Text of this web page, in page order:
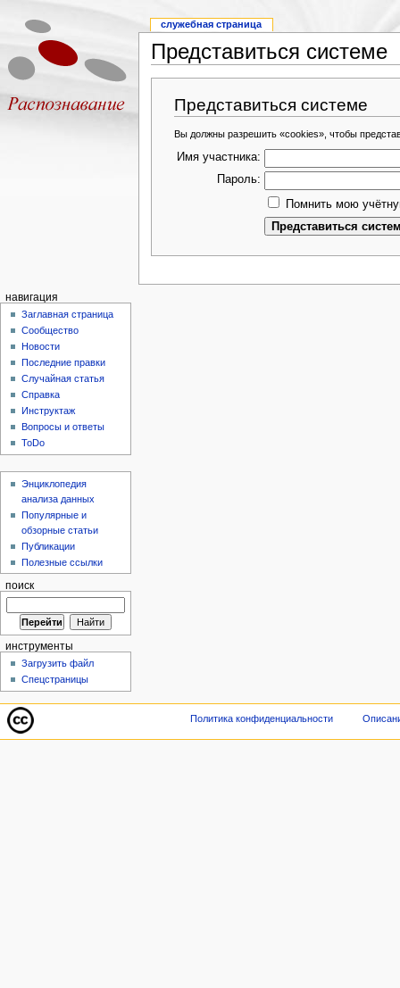
Представиться системе
Представиться системе
Вы должны разрешить «cookies», чтобы
Имя участника:
Пароль:
Помнить мою
служебная страница
навигация
Заглавная страница
Сообщество
Новости
Последние правки
Случайная статья
Справка
Инструктаж
Вопросы и ответы
ToDo
Энциклопедия
анализа данных
Популярные и
обзорные статьи
Публикации
Полезные ссылки
поиск
инструменты
Загрузить файл
Спецстраницы
Политика конфиденциальности